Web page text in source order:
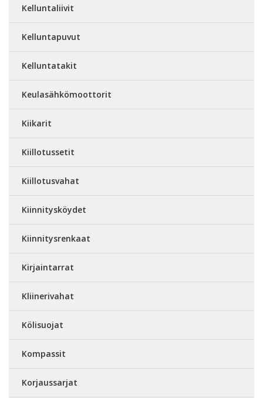
Kelluntaliivit
Kelluntapuvut
Kelluntatakit
Keulasähkömoottorit
Kiikarit
Kiillotussetit
Kiillotusvahat
Kiinnitysköydet
Kiinnitysrenkaat
Kirjaintarrat
Kliinerivahat
Kölisuojat
Kompassit
Korjaussarjat